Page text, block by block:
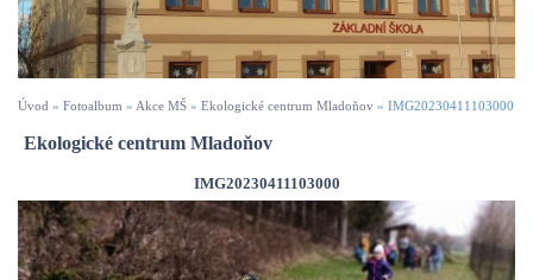
Úvod » Fotoalbum » Akce MŠ » Ekologické centrum Mladoňov » IMG20230411103000
Ekologické centrum Mladoňov
IMG20230411103000